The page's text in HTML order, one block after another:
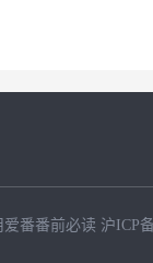
爱番番前必读 沪ICP